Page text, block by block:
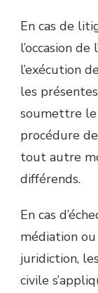
En cas de
l’occasion
l’exécution
les
soumettre le
procédure
tout autre
différends.
En cas
médiation
juridiction,
civile